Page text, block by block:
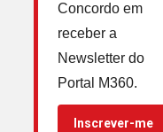
Concordo em
receber a
Newsletter do
Portal M360.
Inscrever-me